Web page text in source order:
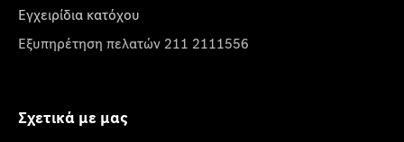
Εγχειρίδια κατόχου
Εξυπηρέτηση πελατών 211 2111556
Σχετικά με μας